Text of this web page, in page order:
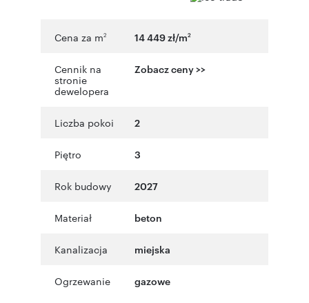
Cena za m2 14 449 zł/m2
Cennik na
stronie
dewelopera
Zobacz ceny >>
Liczba pokoi 2
Piętro 3
Rok budowy 2027
Materiał beton
Kanalizacja miejska
Ogrzewanie gazowe